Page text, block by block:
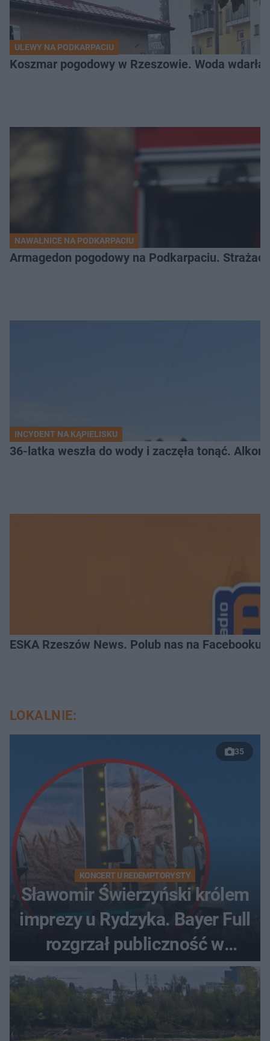
ULEWY NA PODKARPACIU
Koszmar pogodowy w Rzeszowie. Woda
NAWAŁNICE NA PODKARPACIU
Armagedon pogodowy na Podkarpaciu.
INCYDENT NA KĄPIELISKU
36-latka weszła do wody i zaczęła tonąć.
ESKA Rzeszów News. Polub nas na Facebooku!
LOKALNIE:
35
KONCERT U REDEMPTORYSTY
Sławomir Świerzyński królem
imprezy u Rydzyka. Bayer Full
rozgrzał publiczność w
Toruniu